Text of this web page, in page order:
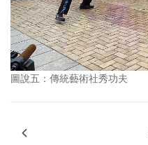
圖說五：傳統藝術社秀功夫